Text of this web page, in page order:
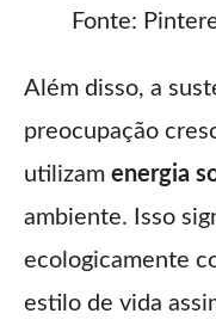
Fonte:
Além disso, a
preocupação
utilizam energia
ambiente. Isso
ecologicamente
estilo de vida